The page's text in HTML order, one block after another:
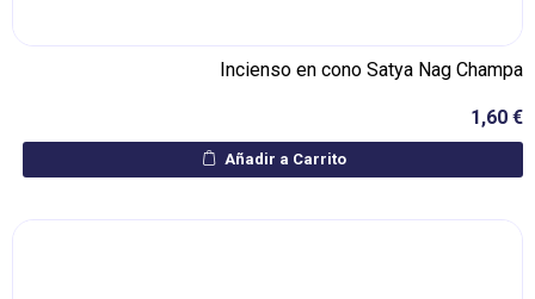
Incienso en cono Satya Nag Champa
1,60 €
Añadir a Carrito